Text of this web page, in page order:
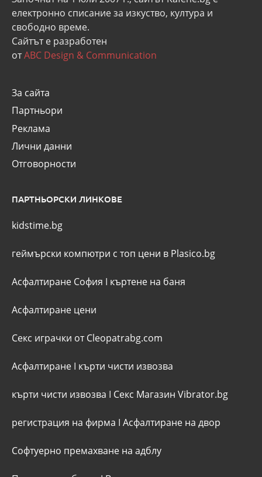
eлектронно списание за изкуство, култура и
свободно време.
Сайтът е разработен
отABC Design & Communication
За сайта
Партньори
Реклама
Лични данни
Отговорности
ПАРТНЬОРСКИ ЛИНКОВЕ
kidstime.bg
геймърски компютри с топ цени в Plasico.bg
Асфалтиране София I къртене на баня
Асфалтиране цени
Секс играчки от Cleopatrabg.com
Асфалтиране I кърти чисти извозва
кърти чисти извозва I Секс Магазин Vibrator.bg
регистрация на фирма I Асфалтиране на двор
Софтуерно премахване на адблу